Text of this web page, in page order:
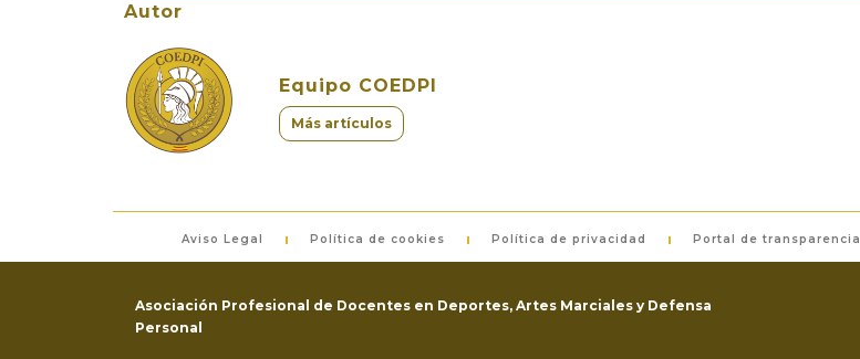
Autor
Equipo COEDPI
Más artículos
Aviso Legal Política de cookies Política de privacidad Portal de transparencia
Asociación Profesional de Docentes en Deportes, Artes Marciales y Defensa
Personal